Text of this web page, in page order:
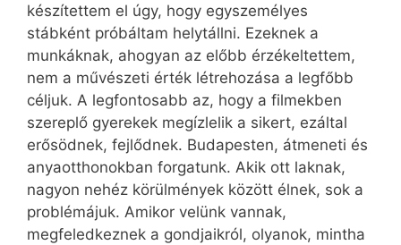
készítettem el úgy, hogy egyszemélyes
stábként próbáltam helytállni. Ezeknek a
munkáknak, ahogyan az előbb érzékeltettem,
nem a művészeti érték létrehozása a legfőbb
céljuk. A legfontosabb az, hogy a filmekben
szereplő gyerekek megízlelik a sikert, ezáltal
erősödnek, fejlődnek. Budapesten, átmeneti és
anyaotthonokban forgatunk. Akik ott laknak,
nagyon nehéz körülmények között élnek, sok a
problémájuk. Amikor velünk vannak,
megfeledkeznek a gondjaikról, olyanok, mintha